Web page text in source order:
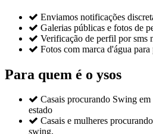
 Enviamos notificações
 Galerias públicas e fotos de
 Verificação de perfil por sms
 Fotos com marca d'água para
Para quem é o ysos
 Casais procurando Swing
estado
 Casais e mulheres
swing.